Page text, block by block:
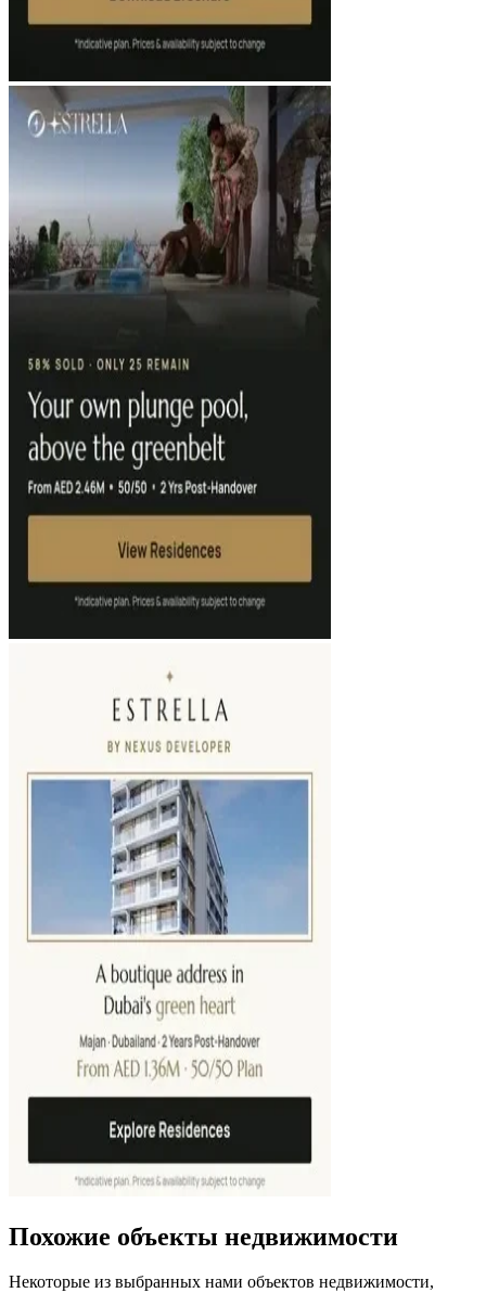
Похожие объекты недвижимости
Некоторые из выбранных нами объектов недвижимости,